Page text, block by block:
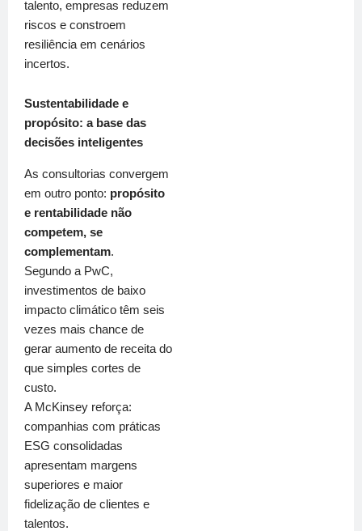
talento, empresas reduzem
riscos e constroem
resiliência em cenários
incertos.
Sustentabilidade e
propósito: a base das
decisões inteligentes
As consultorias convergem
em outro ponto: propósito
e rentabilidade não
competem, se
complementam.
Segundo a PwC,
investimentos de baixo
impacto climático têm seis
vezes mais chance de
gerar aumento de receita do
que simples cortes de
custo.
A McKinsey reforça:
companhias com práticas
ESG consolidadas
apresentam margens
superiores e maior
fidelização de clientes e
talentos.